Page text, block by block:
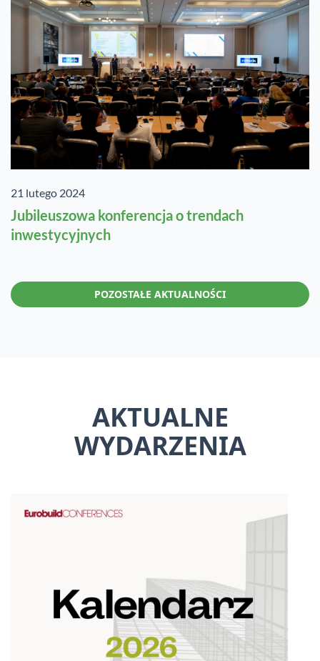
21 lutego 2024
Jubileuszowa konferencja o trendach
inwestycyjnych
POZOSTAŁE AKTUALNOŚCI
AKTUALNE
WYDARZENIA